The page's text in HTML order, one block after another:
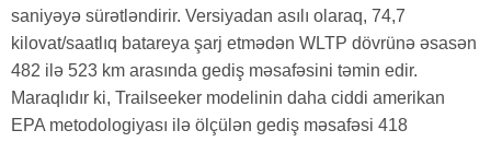
saniyəyə sürətləndirir. Versiyadan asılı olaraq, 74,7
kilovat/saatlıq batareya şarj etmədən WLTP dövrünə əsasən
482 ilə 523 km arasında gediş məsafəsini təmin edir.
Maraqlıdır ki, Trailseeker modelinin daha ciddi amerikan
EPA metodologiyası ilə ölçülən gediş məsafəsi 418